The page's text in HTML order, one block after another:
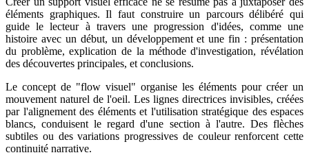
éléments graphiques. Il faut construire un parcours délibéré qui
guide le lecteur à travers une progression d'idées, comme une
histoire avec un début, un développement et une fin : présentation
du problème, explication de la méthode d'investigation, révélation
des découvertes principales, et conclusions.
Le concept de "flow visuel" organise les éléments pour créer un
mouvement naturel de l'oeil. Les lignes directrices invisibles, créées
par l'alignement des éléments et l'utilisation stratégique des espaces
blancs, conduisent le regard d'une section à l'autre. Des flèches
subtiles ou des variations progressives de couleur renforcent cette
continuité narrative.